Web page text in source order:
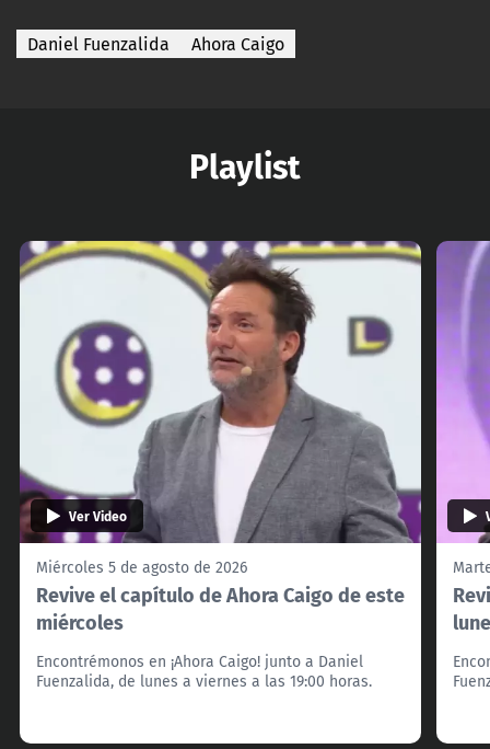
Daniel Fuenzalida Ahora Caigo
Playlist
Ver Video
Miércoles 5 de agosto de 2026
Revive el capítulo de Ahora Caigo de este
miércoles
Encontrémonos en ¡Ahora Caigo! junto a Daniel
Fuenzalida, de lunes a viernes a las 19:00 horas.